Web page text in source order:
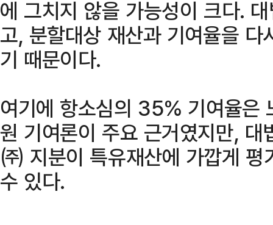
에 그치지 않을 가능성이 크다.
고, 분할대상 재산과 기여율을
기 때문이다.
여기에 항소심의 35% 기여율
원 기여론이 주요 근거였지만,
㈜ 지분이 특유재산에 가깝게 평
수 있다.